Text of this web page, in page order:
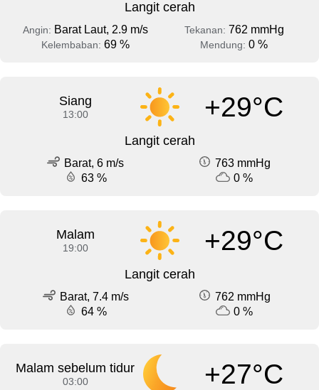
Langit cerah
Angin: Barat Laut, 2.9 m/s Tekanan: 762 mmHg
Kelembaban: 69 % Mendung: 0 %
Siang
13:00 +29°C
Langit cerah
Barat, 6 m/s
763 mmHg
63 %
0 %
Malam
19:00 +29°C
Langit cerah
Barat, 7.4 m/s
762 mmHg
64 %
0 %
Malam sebelum tidur
03:00 +27°C